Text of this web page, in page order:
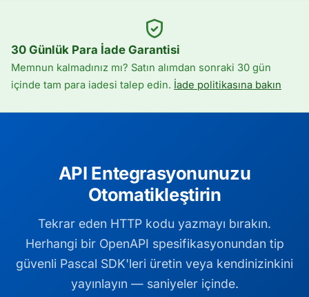
30 Günlük Para İade Garantisi
Memnun kalmadınız mı? Satın alımdan sonraki 30 gün
içinde tam para iadesi talep edin. İade politikasına bakın
API Entegrasyonunuzu
Otomatikleştirin
Tekrar eden HTTP kodu yazmayı bırakın.
Herhangi bir OpenAPI spesifikasyonundan tip
güvenli Pascal SDK'leri üretin veya kendinizinkini
yayınlayın — saniyeler içinde.